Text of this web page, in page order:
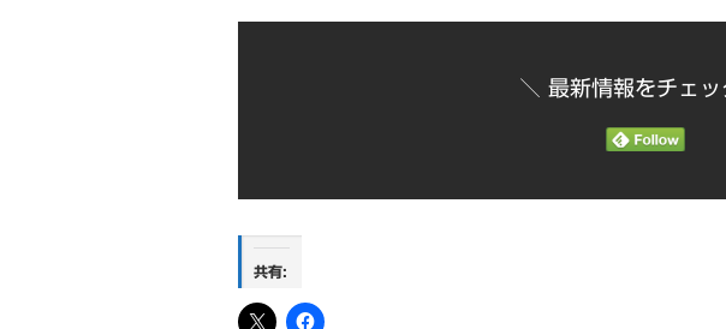
＼ 最新情報をチェッ
共有: